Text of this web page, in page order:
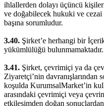
ihlallerden dolayı üçüncü
ve doğabilecek hukuki ve
başına sorumludur.
3.40. Şirket’e herhangi bir
yükümlülüğü bulunmamaktadır.
3.41. Şirket, çevrimiçi ya da
Ziyaretçi’nin
koşulda KurumsalMarket’in
arasındaki çevrimiçi veya
etkileşimden doğan